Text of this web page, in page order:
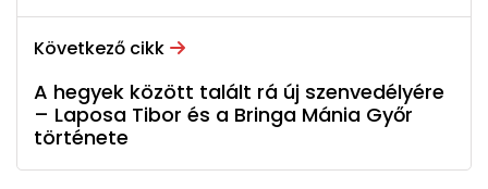
Következő cikk
A hegyek között talált rá új szenvedélyére
– Laposa Tibor és a Bringa Mánia Győr
története